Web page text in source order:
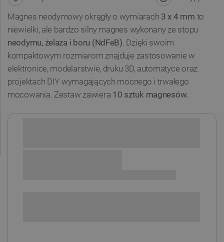
Magnes neodymowy okrągły o wymiarach 3 x 4 mm to
niewielki, ale bardzo silny magnes wykonany ze stopu
neodymu, żelaza i boru (NdFeB). Dzięki swoim
kompaktowym rozmiarom znajduje zastosowanie w
elektronice, modelarstwie, druku 3D, automatyce oraz
projektach DIY wymagających mocnego i trwałego
mocowania. Zestaw zawiera 10 sztuk magnesów.